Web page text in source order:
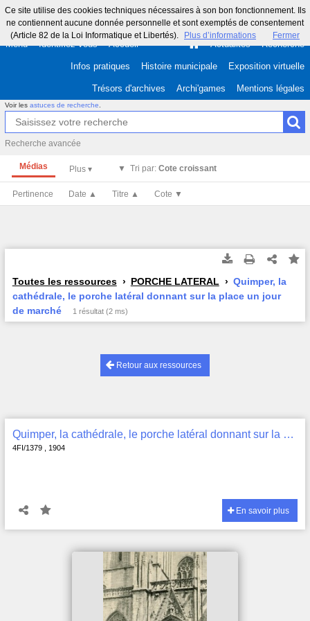
Ce site utilise des cookies techniques nécessaires à son bon fonctionnement. Ils
ne contiennent aucune donnée personnelle et sont exemptés de consentement
(Article 82 de la Loi Informatique et Libertés).
Plus d’informations Fermer
Menu Identifiez-vous Accueil Actualités Recherche
Infos pratiques Histoire municipale Exposition virtuelle
Trésors d'archives Archi'games Mentions légales
Voir les astuces de recherche
Recherche avancée
Médias Tri par: Cote croissant
Pertinence Date ▲ Titre ▲ Cote ▼
Toutes les ressources PORCHE LATERAL
Quimper, la
cathédrale, le porche latéral donnant sur la place un jour
de marché
1 résultat (2 ms)
Retour aux ressources
Quimper, la cathédrale, le porche latéral donnant sur la place un jour de marché , 4FI/1379
4FI/1379 , 1904
En savoir plus